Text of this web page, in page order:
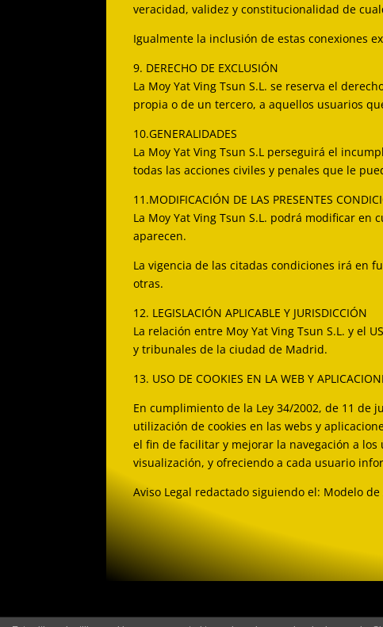
veracidad, validez y constitucionalidad de
Igualmente la inclusión de estas conexiones
9. DERECHO DE EXCLUSIÓN
La Moy Yat Ving Tsun S.L. se reserva el
propia o de un tercero, a aquellos usuarios
10.GENERALIDADES
La Moy Yat Ving Tsun S.L perseguirá el
todas las acciones civiles y penales que le
11.MODIFICACIÓN DE LAS PRESENTES
La Moy Yat Ving Tsun S.L. podrá modificar
aparecen.
La vigencia de las citadas condiciones irá en
otras.
12. LEGISLACIÓN APLICABLE Y JURISDICCIÓN
La relación entre Moy Yat Ving Tsun S.L. y el
y tribunales de la ciudad de Madrid.
13. USO DE COOKIES EN LA WEB Y
En cumplimiento de la Ley 34/2002, de 11 de
utilización de cookies en las webs y
el fin de facilitar y mejorar la navegación a
visualización, y ofreciendo a cada usuario
Aviso Legal redactado siguiendo el: Modelo de